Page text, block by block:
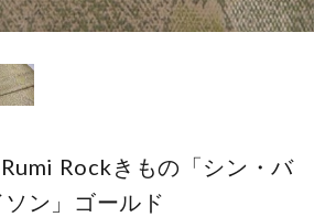
Rumi Rockきもの「シン・バ
ン」ゴールド